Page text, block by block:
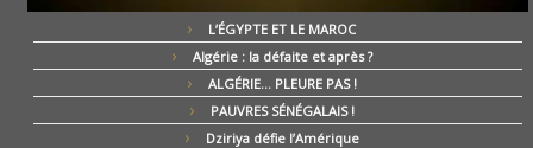
L’ÉGYPTE ET LE MAROC
Algérie : la défaite et après ?
ALGÉRIE… PLEURE PAS !
PAUVRES SÉNÉGALAIS !
Dziriya défie l’Amérique